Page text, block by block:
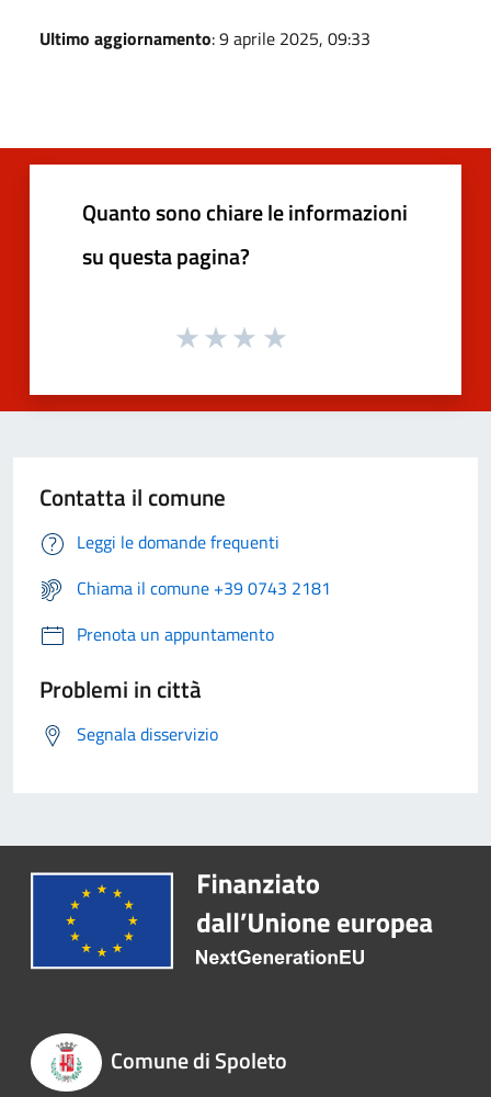
Ultimo aggiornamento: 9 aprile 2025, 09:33
Quanto sono chiare le informazioni
su questa pagina?
Contatta il comune
Leggi le domande frequenti
Chiama il comune +39 0743 2181
Prenota un appuntamento
Problemi in città
Segnala disservizio
Comune di Spoleto